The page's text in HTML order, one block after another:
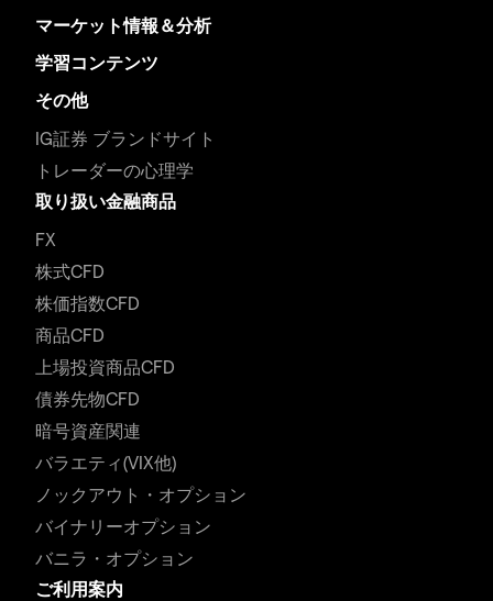
マーケット情報＆分析
学習コンテンツ
その他
IG証券 ブランドサイト
トレーダーの心理学
取り扱い金融商品
FX
株式CFD
株価指数CFD
商品CFD
上場投資商品CFD
債券先物CFD
暗号資産関連
バラエティ(VIX他)
ノックアウト・オプション
バイナリーオプション
バニラ・オプション
ご利用案内